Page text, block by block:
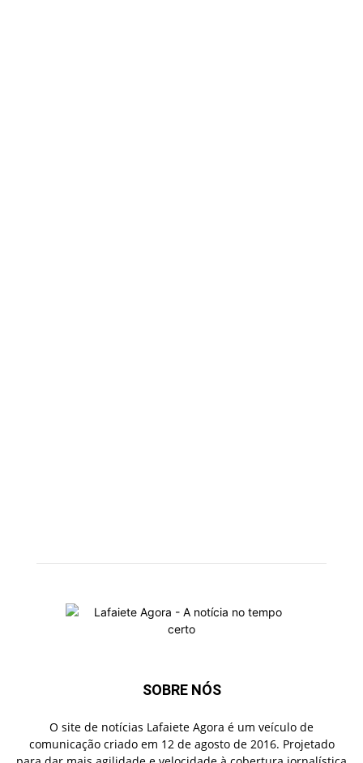
SOBRE NÓS
O site de notícias Lafaiete Agora é um veículo de
comunicação criado em 12 de agosto de 2016. Projetado